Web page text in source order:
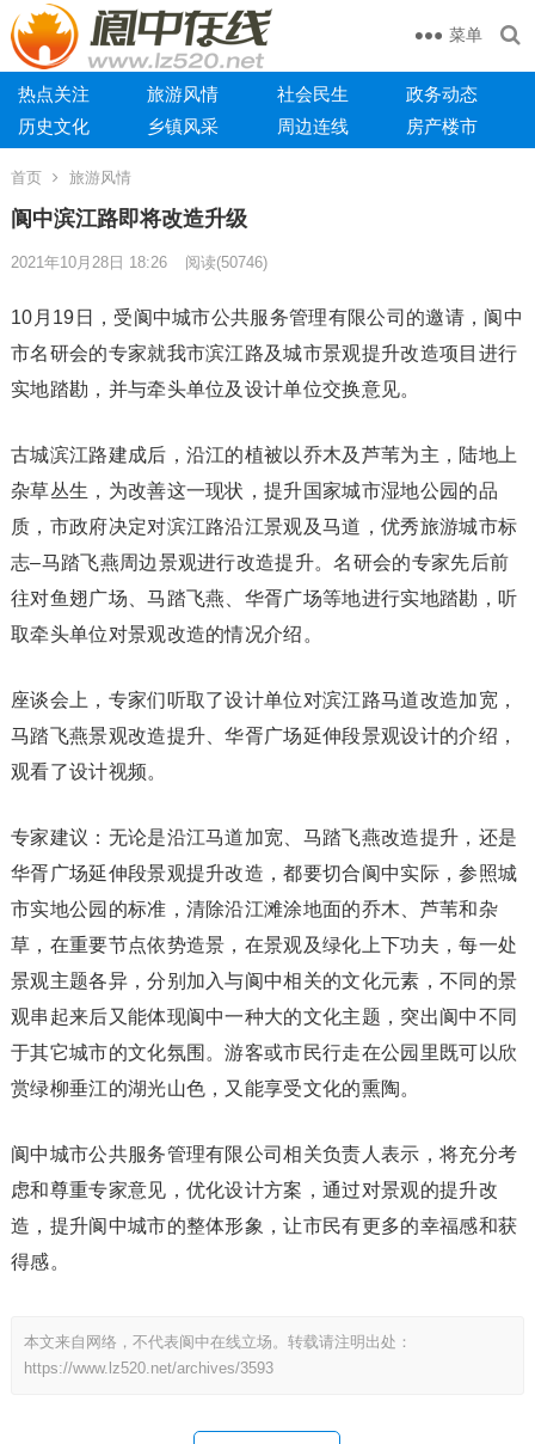
菜单
热点关注 旅游风情 社会民生
政务动态
历史文化
乡镇风采 周边连线 房产楼市
首页 旅游风情
阆中滨江路即将改造升级
2021年10月28日 18:26 阅读(50746)
10月19日，受阆中城市公共服务管理有限公司的邀请，阆中
市名研会的专家就我市滨江路及城市景观提升改造项目进行
实地踏勘，并与牵头单位及设计单位交换意见。
古城滨江路建成后，沿江的植被以乔木及芦苇为主，陆地上
杂草丛生，为改善这一现状，提升国家城市湿地公园的品
质，市政府决定对滨江路沿江景观及马道，优秀旅游城市标
志–马踏飞燕周边景观进行改造提升。名研会的专家先后前
往对鱼翅广场、马踏飞燕、华胥广场等地进行实地踏勘，听
取牵头单位对景观改造的情况介绍。
座谈会上，专家们听取了设计单位对滨江路马道改造加宽，
马踏飞燕景观改造提升、华胥广场延伸段景观设计的介绍，
观看了设计视频。
专家建议：无论是沿江马道加宽、马踏飞燕改造提升，还是
华胥广场延伸段景观提升改造，都要切合阆中实际，参照城
市实地公园的标准，清除沿江滩涂地面的乔木、芦苇和杂
草，在重要节点依势造景，在景观及绿化上下功夫，每一处
景观主题各异，分别加入与阆中相关的文化元素，不同的景
观串起来后又能体现阆中一种大的文化主题，突出阆中不同
于其它城市的文化氛围。游客或市民行走在公园里既可以欣
赏绿柳垂江的湖光山色，又能享受文化的熏陶。
阆中城市公共服务管理有限公司相关负责人表示，将充分考
虑和尊重专家意见，优化设计方案，通过对景观的提升改
造，提升阆中城市的整体形象，让市民有更多的幸福感和获
得感。
本文来自网络，不代表阆中在线立场。转载请注明出处：
https://www.lz520.net/archives/3593